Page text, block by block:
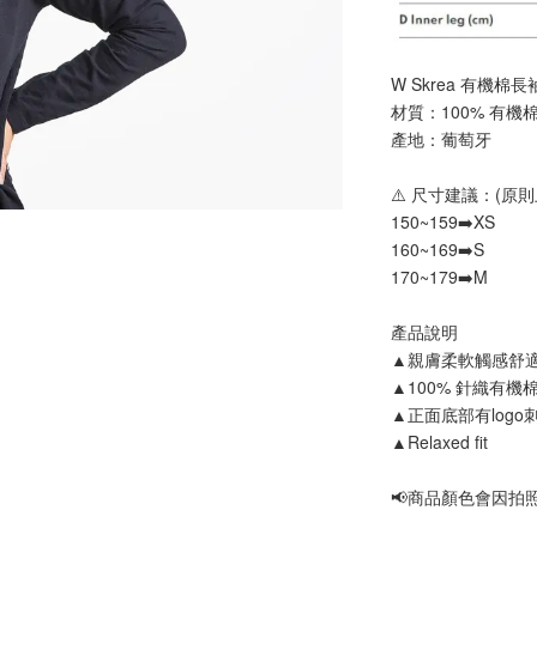
W Skrea 有機棉長
材質：100% 有機
產地：葡萄牙
⚠️ 尺寸建議：(原
150~159➡️XS
160~169➡️S
170~179➡️M
產品說明
▲親膚柔軟觸感舒
▲100% 針織有機
▲正面底部有logo
▲Relaxed fit
📢商品顏色會因拍